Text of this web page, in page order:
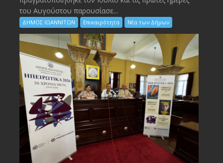
του Αυγούστου παρουσίασε...
ΔΗΜΟΣ ΙΩΑΝΝΙΤΩΝ Επικαιρότητα Νέα των Δήμων